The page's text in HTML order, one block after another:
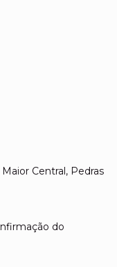
Central, Pedras
do